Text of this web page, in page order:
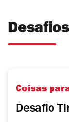
Coisas
Desafio